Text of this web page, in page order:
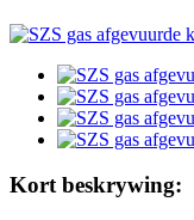
Kort beskrywing: